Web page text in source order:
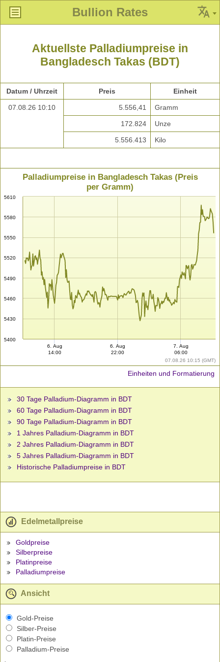
Bullion Rates
Aktuellste Palladiumpreise in
Bangladesch Takas (BDT)
Datum / Uhrzeit Preis Einheit
07.08.26 10:10 5.556,41 Gramm
172.824 Unze
5.556.413 Kilo
07.08.26 10:15 (GMT)
Palladiumpreise in Bangladesch Takas (Preis
per Gramm)
5400
5430
5460
5490
5520
5550
5580
5610
6. Aug
14:00
6. Aug
22:00
7. Aug
06:00
Einheiten und Formatierung
30 Tage Palladium-Diagramm in BDT
60 Tage Palladium-Diagramm in BDT
90 Tage Palladium-Diagramm in BDT
1 Jahres Palladium-Diagramm in BDT
2 Jahres Palladium-Diagramm in BDT
5 Jahres Palladium-Diagramm in BDT
Historische Palladiumpreise in BDT
Edelmetallpreise
Goldpreise
Silberpreise
Platinpreise
Palladiumpreise
Ansicht
Gold-Preise
Silber-Preise
Platin-Preise
Palladium-Preise